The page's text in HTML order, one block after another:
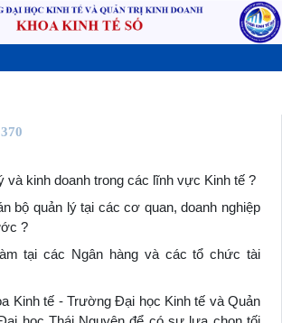
370
và kinh doanh trong các lĩnh vực Kinh tế ?
bộ quản lý tại các cơ quan, doanh nghiệp
?
tại các Ngân hàng và các tổ chức tài
Kinh tế - Trường Đại học Kinh tế và Quản